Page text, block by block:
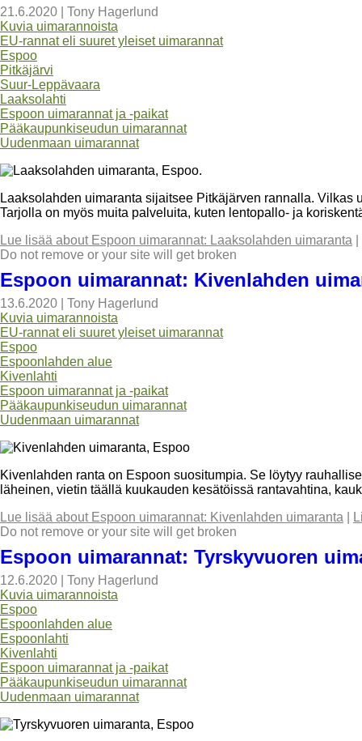
21.6.2020
Tony Hagerlund
Kuvia uimarannoista
EU-rannat eli suuret yleiset uimarannat
Espoo
Pitkäjärvi
Suur-Leppävaara
Laaksolahti
Espoon uimarannat ja -paikat
Pääkaupunkiseudun uimarannat
Uudenmaan uimarannat
Laaksolahden uimaranta sijaitsee Pitkäjärven rannalla.
Tarjolla on myös muita palveluita, kuten lentopallo- ja
Lue lisää about Espoon uimarannat: Laaksolahden uimaranta
Do not remove or your site will get broken
Espoon uimarannat: Kivenlahden
13.6.2020
Tony Hagerlund
Kuvia uimarannoista
EU-rannat eli suuret yleiset uimarannat
Espoo
Espoonlahden alue
Kivenlahti
Espoon uimarannat ja -paikat
Pääkaupunkiseudun uimarannat
Uudenmaan uimarannat
Kivenlahden ranta on Espoon suositumpia. Se löytyy
läheinen, vietin täällä kuukauden kesätöissä rantavahtina,
Lue lisää about Espoon uimarannat: Kivenlahden uimaranta
Do not remove or your site will get broken
Espoon uimarannat: Tyrskyvuoren
12.6.2020
Tony Hagerlund
Kuvia uimarannoista
Espoo
Espoonlahden alue
Espoonlahti
Kivenlahti
Espoon uimarannat ja -paikat
Pääkaupunkiseudun uimarannat
Uudenmaan uimarannat